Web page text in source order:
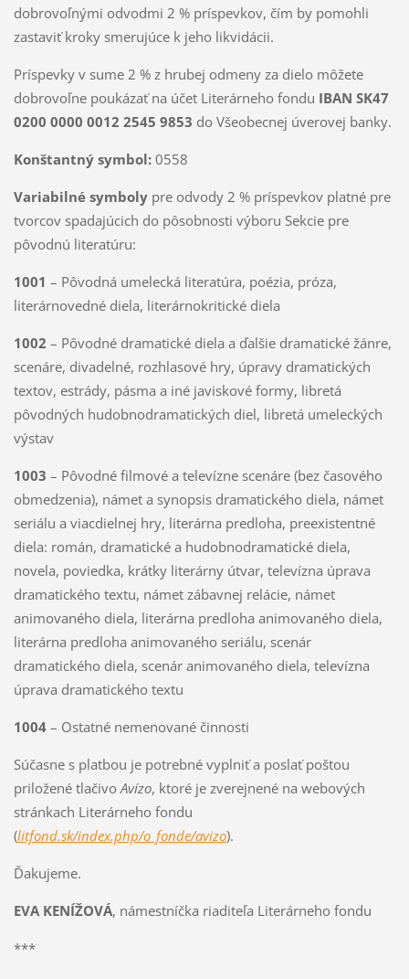
dobrovoľnými odvodmi 2 % príspevkov, čím by pomohli
zastaviť kroky smerujúce k jeho likvidácii.
Príspevky v sume 2 % z hrubej odmeny za dielo môžete
dobrovoľne poukázať na účet Literárneho fondu IBAN SK47
0200 0000 0012 2545 9853 do Všeobecnej úverovej banky.
Konštantný symbol:0558
Variabilné symbolypre odvody 2 % príspevkov platné pre
tvorcov spadajúcich do pôsobnosti výboru Sekcie pre
pôvodnú literatúru:
1001 – Pôvodná umelecká literatúra, poézia, próza,
literárnovedné diela, literárnokritické diela
1002 – Pôvodné dramatické diela a ďalšie dramatické žánre,
scenáre, divadelné, rozhlasové hry, úpravy dramatických
textov, estrády, pásma a iné javiskové formy, libretá
pôvodných hudobnodramatických diel, libretá umeleckých
výstav
1003 – Pôvodné filmové a televízne scenáre (bez časového
obmedzenia), námet a synopsis dramatického diela, námet
seriálu a viacdielnej hry, literárna predloha, preexistentné
diela: román, dramatické a hudobnodramatické diela,
novela, poviedka, krátky literárny útvar, televízna úprava
dramatického textu, námet zábavnej relácie, námet
animovaného diela, literárna predloha animovaného diela,
literárna predloha animovaného seriálu, scenár
dramatického diela, scenár animovaného diela, televízna
úprava dramatického textu
1004– Ostatné nemenované činnosti
Súčasne s platbou je potrebné vyplniť a poslať poštou
priložené tlačivo Avízo, ktoré je zverejnené na webových
stránkach Literárneho fondu
(litfond.sk/index.php/o_fonde/avizo).
Ďakujeme.
EVA KENÍŽOVÁ, námestníčka riaditeľa Literárneho fondu
***